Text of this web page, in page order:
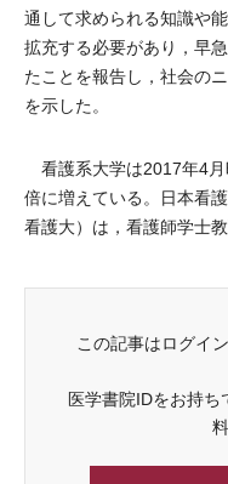
通して求められる知識や
拡充する必要があり，早
たことを報告し，社会の
を示した。
看護系大学は2017年4
倍に増えている。日本看
看護大）は，看護師学士教
この記事はログイ
医学書院IDをお持